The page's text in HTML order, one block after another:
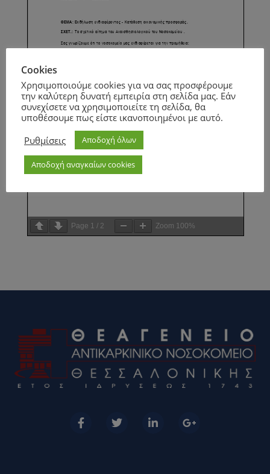
Page 1 / 2 Zoom 100%
Cookies
Χρησιμοποιούμε cookies για να σας προσφέρουμε
την καλύτερη δυνατή εμπειρία στη σελίδα μας. Εάν
συνεχίσετε να χρησιμοποιείτε τη σελίδα, θα
υποθέσουμε πως είστε ικανοποιημένοι με αυτό.
Ρυθμίσεις
Αποδοχή όλων
Αποδοχή αναγκαίων cookies